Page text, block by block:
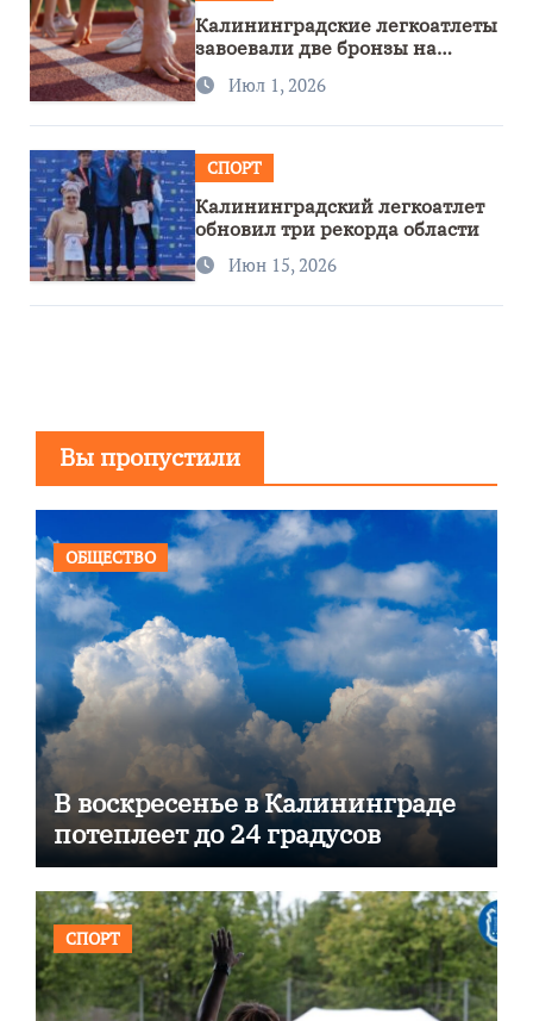
Калининградские легкоатлеты
завоевали две бронзы на
первенстве России
Июл 1, 2026
СПОРТ
Калининградский легкоатлет
обновил три рекорда области
Июн 15, 2026
Вы пропустили
ОБЩЕСТВО
В воскресенье в Калининграде
потеплеет до 24 градусов
СПОРТ